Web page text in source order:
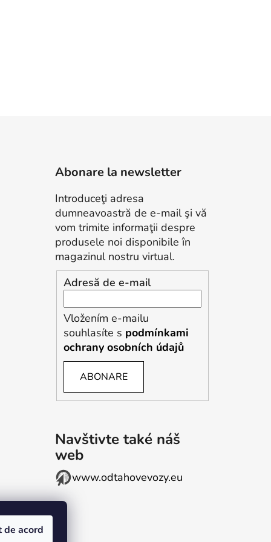
de acord
Abonare la newsletter
Introduceţi adresa
dumneavoastră de e-mail şi vă
vom trimite informaţii despre
produsele noi disponibile în
magazinul nostru virtual.
Adresă de e-mail
Vložením e-mailu
souhlasíte s podmínkami
ochrany osobních údajů
ABONARE
Navštivte také náš
web
www.odtahovevozy.eu